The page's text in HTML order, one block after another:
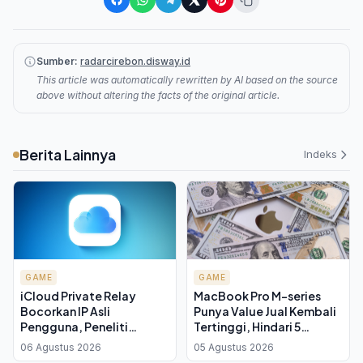
Sumber: radarcirebon.disway.id
This article was automatically rewritten by AI based on the source
above without altering the facts of the original article.
Berita Lainnya Indeks
GAME
iCloud Private Relay
Bocorkan IP Asli
Pengguna, Peneliti
Temukan Celah di Safari
dan Passkey
06 Agustus 2026
GAME
MacBook Pro M-series
Punya Value Jual Kembali
Tertinggi, Hindari 5
Masalah Ini
05 Agustus 2026